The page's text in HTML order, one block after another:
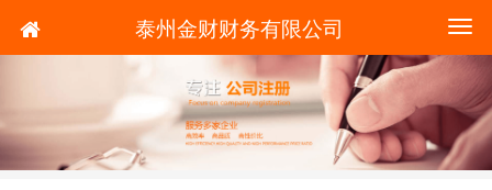
切
换
航
泰州金财财务有限公司